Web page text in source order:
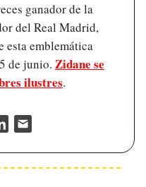
ganador de la
del Real Madrid,
esta emblemática
de junio. Zidane se
ilustres.